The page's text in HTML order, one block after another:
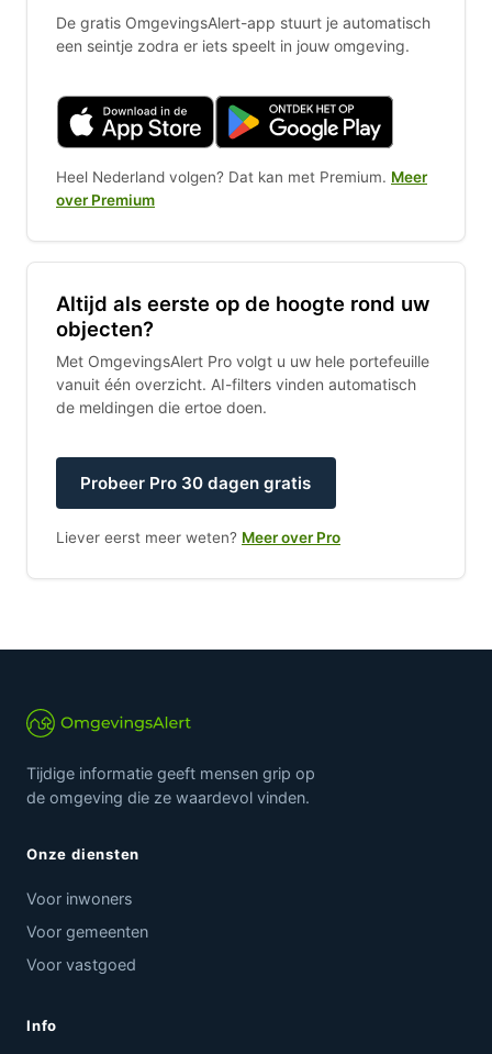
De gratis OmgevingsAlert-app stuurt je automatisch
een seintje zodra er iets speelt in jouw omgeving.
Heel Nederland volgen? Dat kan met Premium. Meer
over Premium
Altijd als eerste op de hoogte rond uw
objecten?
Met OmgevingsAlert Pro volgt u uw hele portefeuille
vanuit één overzicht. AI-filters vinden automatisch
de meldingen die ertoe doen.
Probeer Pro 30 dagen gratis
Liever eerst meer weten? Meer over Pro
Tijdige informatie geeft mensen grip op
de omgeving die ze waardevol vinden.
Onze diensten
Voor inwoners
Voor gemeenten
Voor vastgoed
Info